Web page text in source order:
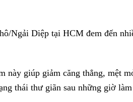
Ngải Diệp tại HCM đem đến
này giúp giảm căng thẳng, mệt
thái thư giãn sau những giờ